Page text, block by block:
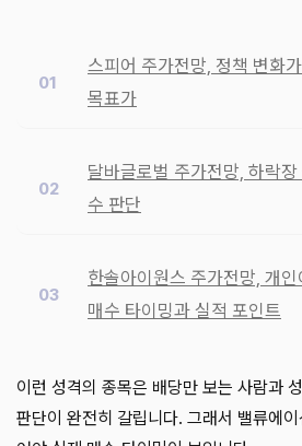
스피어 주가전망, 정책 변화
목표가
달바글로벌 주가전망, 하락
수 판단
한솔아이원스 주가전망, 개
매수 타이밍과 실적 포인트
이런 성격의 종목은 배당만 보는 사람과
판단이 완전히 갈립니다. 그래서 밸류에